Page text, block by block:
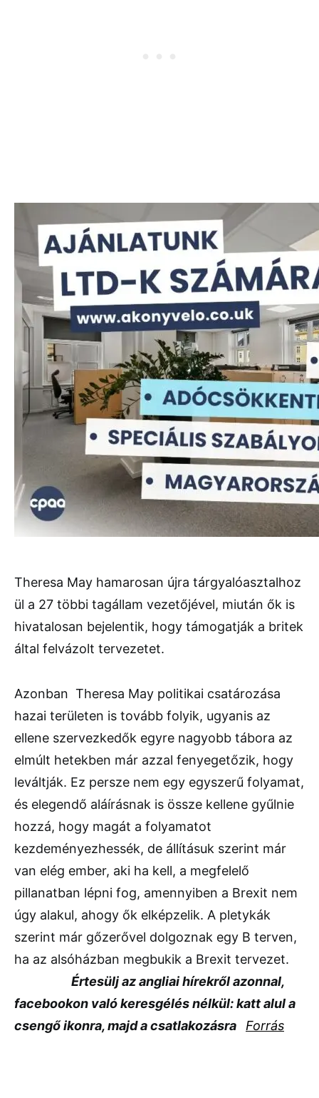
Theresa May hamarosan újra tárgyalóasztalhoz
ül a 27 többi tagállam vezetőjével, miután ők is
hivatalosan bejelentik, hogy támogatják a britek
által felvázolt tervezetet.
Azonban Theresa May politikai csatározása
hazai területen is tovább folyik, ugyanis az
ellene szervezkedők egyre nagyobb tábora az
elmúlt hetekben már azzal fenyegetőzik, hogy
leváltják. Ez persze nem egy egyszerű folyamat,
és elegendő aláírásnak is össze kellene gyűlnie
hozzá, hogy magát a folyamatot
kezdeményezhessék, de állításuk szerint már
van elég ember, aki ha kell, a megfelelő
pillanatban lépni fog, amennyiben a Brexit nem
úgy alakul, ahogy ők elképzelik. A pletykák
szerint már gőzerővel dolgoznak egy B terven,
ha az alsóházban megbukik a Brexit tervezet.
Értesülj az angliai hírekről azonnal,
facebookon való keresgélés nélkül: katt alul a
csengő ikonra, majd a csatlakozásra
Forrás